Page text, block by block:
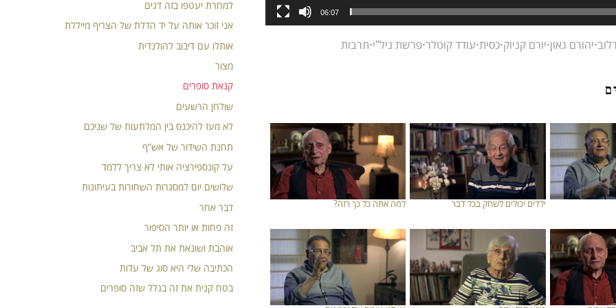
06:07
⋅יהורם גאון⋅יורם קניוק⋅כסית⋅עודד קוטלר⋅פרשת ניל"י⋅תרבות
ילדים יכולים לשחק בכל דבר למה אתה כל כך רזה?
למחרת יעטפו בזה דגים
אני זוכר אותה על יד הדלת של הצריף מייללת
אותלו עם דיבוב להולנדית
מצור
קנאת סופרים
שולחן הרשעים
לא מעז להיכנס בין המלתעות של שניכם
תחנת השידור של אש”ף
על קונספירציה אותי לא צריך ללמד
שלושים יום למסגרות השחורות בעיתונות
דבר אחר
זה פחות או יותר הסיפור
אוהבת ושונאת את תל אביב
הכתיבה שלי היא סוג של עדות
בטח קנית את זה בגלל שזה סופרים